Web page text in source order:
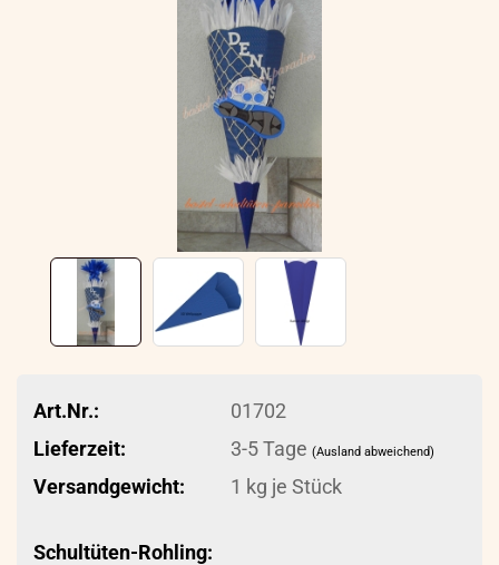
Art.Nr.:
01702
Lieferzeit:
3-5 Tage (Ausland abweichend)
Versandgewicht: 1 kg je Stück
Schultüten-Rohling: